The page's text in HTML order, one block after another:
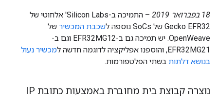
18 בפברואר 2019
– התמיכה ב-Silicon Labs' אלחוטי של
Gecko EFR32 של SoCs נוספה ל
שכבת המכשיר של
OpenWeave. יש תמיכה גם ב-EFR32MG12 וגם ב-
EFR32MG21, והוספנו אפליקציה לדוגמה חדשה ל
מכשיר נעול
בנושא דלתות בשתי הפלטפורמות.
נוצרה קבוצת בית מחוברת באמצעות כתובת IP